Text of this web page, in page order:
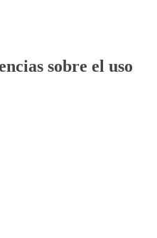
sobre el uso